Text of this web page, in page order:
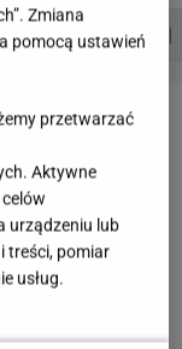
WISŁAWA SZYMBORSKA
Zmiana
pomocą ustawień
przetwarzać
Aktywne
urządzeniu lub
treści, pomiar
usług.